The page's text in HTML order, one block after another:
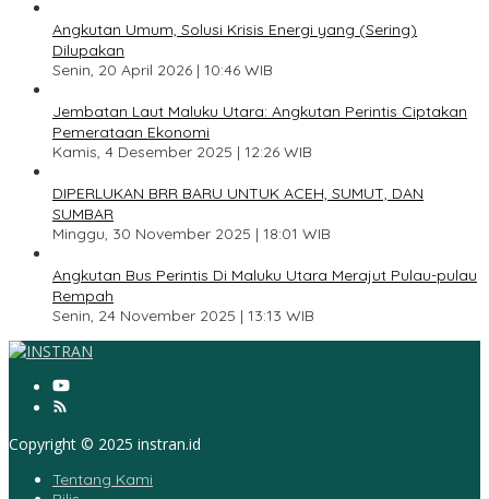
Angkutan Umum, Solusi Krisis Energi yang (Sering)
Dilupakan
Senin, 20 April 2026 | 10:46 WIB
Jembatan Laut Maluku Utara: Angkutan Perintis Ciptakan
Pemerataan Ekonomi
Kamis, 4 Desember 2025 | 12:26 WIB
DIPERLUKAN BRR BARU UNTUK ACEH, SUMUT, DAN
SUMBAR
Minggu, 30 November 2025 | 18:01 WIB
Angkutan Bus Perintis Di Maluku Utara Merajut Pulau-pulau
Rempah
Senin, 24 November 2025 | 13:13 WIB
Copyright © 2025 instran.id
Tentang Kami